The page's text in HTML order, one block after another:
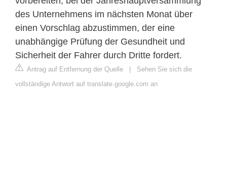
des Unternehmens im nächsten Monat über
einen Vorschlag abzustimmen, der eine
unabhängige Prüfung der Gesundheit und
Sicherheit der Fahrer durch Dritte fordert.
Antrag auf Entfernung der Quelle
Sehen Sie sich die
vollständige Antwort auf translate.google.com an